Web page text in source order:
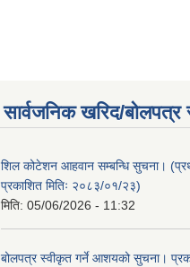
सार्वजनिक खरिद/
शिल कोटेशन आहवान सम्बन्धि सुचना।
प्रकाशित मितिः २०८३/०१/२३)
मिति: 05/06/2026 - 11:32
बोलपत्र स्वीकृत गर्ने आशयको सुचना।